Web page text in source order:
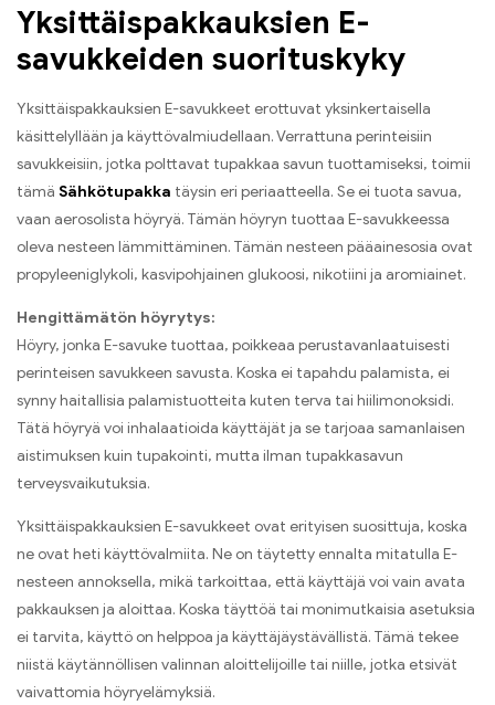
Yksittäispakkauksien E-
savukkeiden suorituskyky
Yksittäispakkauksien E-savukkeet erottuvat yksinkertaisella
käsittelyllään ja käyttövalmiudellaan. Verrattuna perinteisiin
savukkeisiin, jotka polttavat tupakkaa savun tuottamiseksi, toimii
tämä Sähkötupakka täysin eri periaatteella. Se ei tuota savua,
vaan aerosolista höyryä. Tämän höyryn tuottaa E-savukkeessa
oleva nesteen lämmittäminen. Tämän nesteen pääainesosia ovat
propyleeniglykoli, kasvipohjainen glukoosi, nikotiini ja aromiainet.
Hengittämätön höyrytys:
Höyry, jonka E-savuke tuottaa, poikkeaa perustavanlaatuisesti
perinteisen savukkeen savusta. Koska ei tapahdu palamista, ei
synny haitallisia palamistuotteita kuten terva tai hiilimonoksidi.
Tätä höyryä voi inhalaatioida käyttäjät ja se tarjoaa samanlaisen
aistimuksen kuin tupakointi, mutta ilman tupakkasavun
terveysvaikutuksia.
Yksittäispakkauksien E-savukkeet ovat erityisen suosittuja, koska
ne ovat heti käyttövalmiita. Ne on täytetty ennalta mitatulla E-
nesteen annoksella, mikä tarkoittaa, että käyttäjä voi vain avata
pakkauksen ja aloittaa. Koska täyttöä tai monimutkaisia asetuksia
ei tarvita, käyttö on helppoa ja käyttäjäystävällistä. Tämä tekee
niistä käytännöllisen valinnan aloittelijoille tai niille, jotka etsivät
vaivattomia höyryelämyksiä.